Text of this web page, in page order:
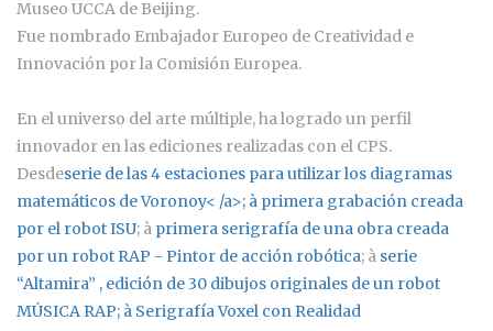
Museo UCCA de Beijing.
Fue nombrado Embajador Europeo de Creatividad e
Innovación por la Comisión Europea.
En el universo del arte múltiple, ha logrado un perfil
innovador en las ediciones realizadas con el CPS.
Desdeserie de las 4 estaciones para utilizar los diagramas
matemáticos de Voronoy< /a>; à primera grabación creada
por el robot ISU; à primera serigrafía de una obra creada
por un robot RAP - Pintor de acción robótica; à serie
“Altamira” , edición de 30 dibujos originales de un robot
MÚSICA RAP; à Serigrafía Voxel con Realidad